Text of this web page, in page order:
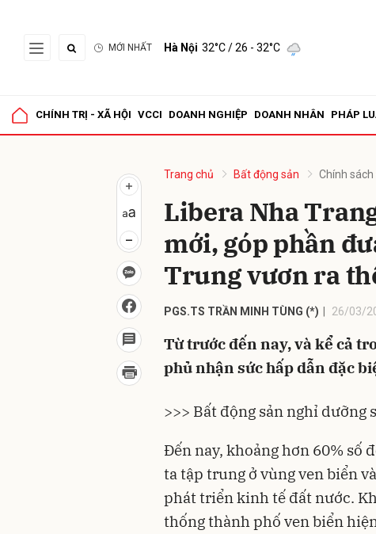
MỚI NHẤT Hà Nội 32°C/ 26 - 32°C
CHÍNH TRỊ - XÃ HỘI VCCI DOANH NGHIỆP DOANH NHÂN PHÁP
Trang chủ Bất động sản Chính sách
Libera Nha
mới, góp phần
Trung vươn ra
PGS.TS TRẦN MINH TÙNG (*) 26/03/
Từ trước đến nay, và kể cả
phủ nhận sức hấp dẫn đặc
>>> Bất động sản nghỉ dưỡng
Đến nay, khoảng hơn 60% số
ta tập trung ở vùng ven biển
phát triển kinh tế đất nước.
thống thành phố ven biển